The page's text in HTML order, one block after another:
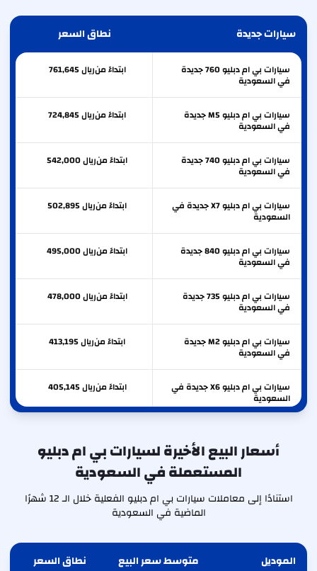
سيارات جديدة نطاق السعر
سيارات بي ام دبليو 760 جديدة
في السعودية
ابتداءً من 761,645ريال
سيارات بي ام دبليو M5 جديدة
في السعودية
ابتداءً من 724,845ريال
سيارات بي ام دبليو 740 جديدة
في السعودية
ابتداءً من 542,000ريال
سيارات بي ام دبليو X7 جديدة في
السعودية
ابتداءً من 502,895ريال
سيارات بي ام دبليو 840 جديدة
في السعودية
ابتداءً من 495,000ريال
سيارات بي ام دبليو 735 جديدة
في السعودية
ابتداءً من 478,000ريال
سيارات بي ام دبليو M2 جديدة
في السعودية
ابتداءً من 413,195ريال
سيارات بي ام دبليو X6 جديدة في
السعودية
ابتداءً من 405,145ريال
السعودية
سيارات بي ام دبليو 530 جديدة ابتداءً من 378,695ريال
أسعار البيع الأخيرة لسيارات بي ام دبليو
المستعملة في السعودية
استنادًا إلى معاملات سيارات بي ام دبليو الفعلية خلال الـ 12 شهرًا
الماضية في السعودية
الموديل متوسط سعر البيع نطاق السعر